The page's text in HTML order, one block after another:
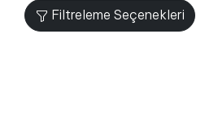
Filtreleme Seçenekleri